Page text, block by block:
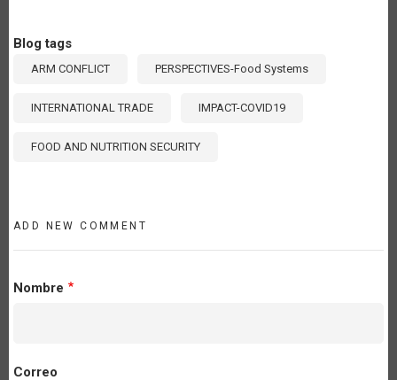
Blog tags
ARM CONFLICT PERSPECTIVES-Food Systems
INTERNATIONAL TRADE IMPACT-COVID19
FOOD AND NUTRITION SECURITY
ADD NEW COMMENT
Nombre
Correo